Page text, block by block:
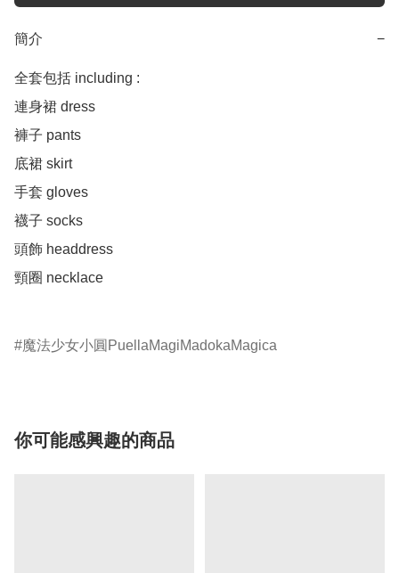
簡介 −
全套包括 including :
連身裙 dress
褲子 pants
底裙 skirt
手套 gloves
襪子 socks
頭飾 headdress
頸圈 necklace
魔法少女小圓PuellaMagiMadokaMagica
你可能感興趣的商品